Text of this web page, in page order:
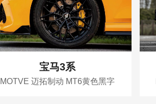
宝马3系
MOTVE 迈拓制动 MT6黄色黑字